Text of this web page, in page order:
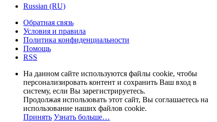
Russian (RU)
Обратная связь
Условия и правила
Политика конфиденциальности
Помощь
RSS
На данном сайте используются файлы cookie, чтобы
персонализировать контент и сохранить Ваш вход в
систему, если Вы зарегистрируетесь.
Продолжая использовать этот сайт, Вы соглашаетесь на
использование наших файлов cookie.
Принять Узнать больше…